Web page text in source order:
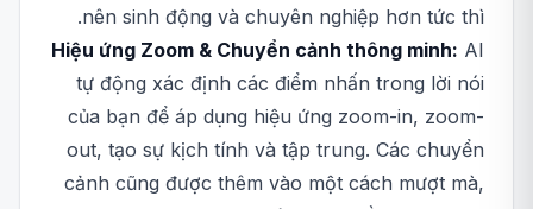
nên sinh động và chuyên nghiệp hơn tức thì.
Hiệu ứng Zoom & Chuyển cảnh thông minh: AI
tự động xác định các điểm nhấn trong lời nói
của bạn để áp dụng hiệu ứng zoom-in, zoom-
out, tạo sự kịch tính và tập trung. Các chuyển
cảnh cũng được thêm vào một cách mượt mà,